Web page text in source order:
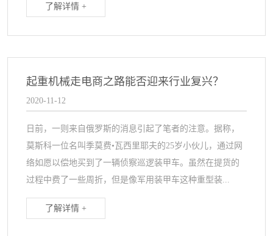
了解详情 +
起重机械走电商之路能否迎来行业复兴？
2020-11-12
日前，一则来自俄罗斯的消息引起了笔者的注意。据称，
莫斯科一位名叫季莫费•瓦西里耶夫的25岁小伙儿，通过网
络如愿以偿地买到了一辆侦察巡逻装甲车。虽然在提货的
过程中费了一些周折，但是像军用装甲车这种重型装...
了解详情 +